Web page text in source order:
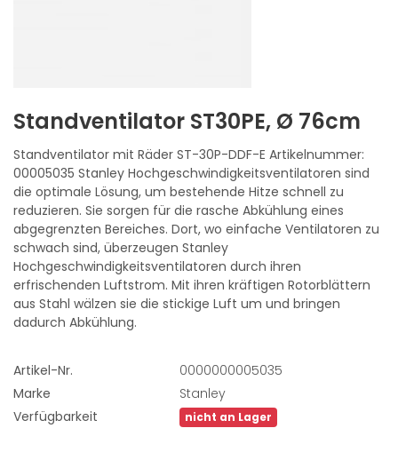
Standventilator ST30PE, Ø 76cm
Standventilator mit Räder ST-30P-DDF-E Artikelnummer:
00005035 Stanley Hochgeschwindigkeitsventilatoren sind
die optimale Lösung, um bestehende Hitze schnell zu
reduzieren. Sie sorgen für die rasche Abkühlung eines
abgegrenzten Bereiches. Dort, wo einfache Ventilatoren zu
schwach sind, überzeugen Stanley
Hochgeschwindigkeitsventilatoren durch ihren
erfrischenden Luftstrom. Mit ihren kräftigen Rotorblättern
aus Stahl wälzen sie die stickige Luft um und bringen
dadurch Abkühlung.
Artikel-Nr.
0000000005035
Marke
Stanley
Verfügbarkeit
nicht an Lager